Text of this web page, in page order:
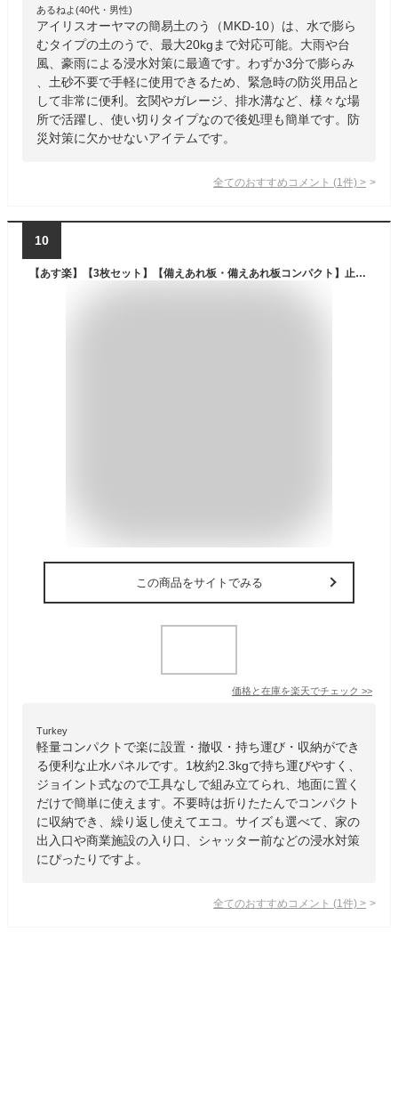
あるねよ(40代・男性)
アイリスオーヤマの簡易土のう（MKD-10）は、水で膨ら
むタイプの土のうで、最大20kgまで対応可能。大雨や台
風、豪雨による浸水対策に最適です。わずか3分で膨らみ
、土砂不要で手軽に使用できるため、緊急時の防災用品と
して非常に便利。玄関やガレージ、排水溝など、様々な場
所で活躍し、使い切りタイプなので後処理も簡単です。防
災対策に欠かせないアイテムです。
全てのおすすめコメント (1 件) >
10
【あす楽】【3枚セット】【備えあれ板・備えあれ板コンパクト】止水パネル そなえあれバン 専用クリップ3個付き ゲリラ豪雨・台風対策 止水板 止水バン そなえあればん 日大工業 ワニ印
この商品をサイトでみる
価格と在庫を楽天でチェック >>
Turkey
軽量コンパクトで楽に設置・撤収・持ち運び・収納ができ
る便利な止水パネルです。1枚約2.3kgで持ち運びやすく、
ジョイント式なので工具なしで組み立てられ、地面に置く
だけで簡単に使えます。不要時は折りたたんでコンパクト
に収納でき、繰り返し使えてエコ。サイズも選べて、家の
出入口や商業施設の入り口、シャッター前などの浸水対策
にぴったりですよ。
全てのおすすめコメント (1 件) >